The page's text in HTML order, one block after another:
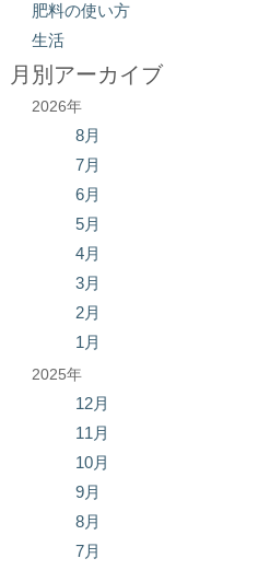
肥料の使い方
生活
月別アーカイブ
2026年
8月
7月
6月
5月
4月
3月
2月
1月
2025年
12月
11月
10月
9月
8月
7月